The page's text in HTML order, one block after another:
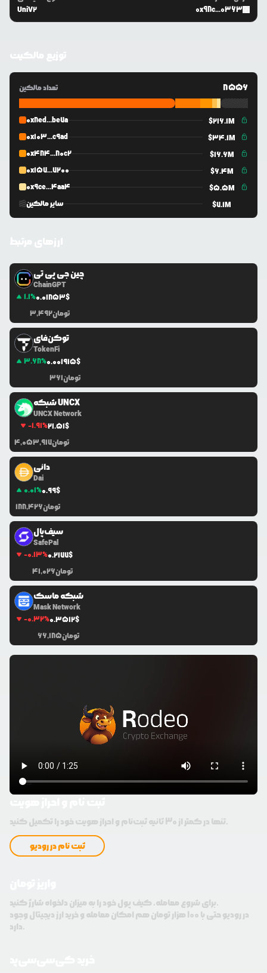
UniV2
0x98c...0363
تعداد مالکین 8556
0x8ed...be7a $216.1M
0x103...c9ad
$34.1M
0x484...80c2
$16.6M
0x157...7200
$6.4M
0x9ce...4aa4
$5.5M
سایر مالکین
$7.1M
چین جی پی تی
ChainGPT
1.1%0.01853$
3,492تومان
توکن‌فای
TokenFi
3.68%0.001915$
361تومان
شبکه UNCX
UNCX Network
-1.91%21.51$
4,053,917تومان
دائی
Dai
0.01%0.99$
188,426تومان
سیف‌پال
SafePal
-0.13%0.2177$
41,026تومان
شبکه ماسک
Mask Network
-0.32%0.3512$
66,185تومان
تنها در کمتر از 30 ثانیه ثبت‌نام و احراز هویت خود را تکمیل کنید.
ثبت نام در رودیو
برای شروع معامله، کیف پول خود را به میزان دلخواه شارژ کنید.
در رودیو حتی با 100 هزار تومان هم امکان معامله و خرید ارز دیجیتال وجود
دارد.